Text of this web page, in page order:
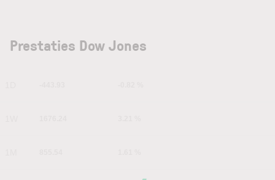
Prestaties Dow Jones